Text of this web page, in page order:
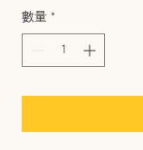
數量 *